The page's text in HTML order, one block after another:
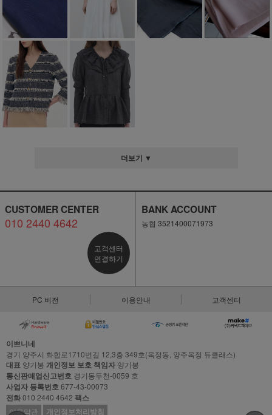
더보기 ▼
CUSTOMER CENTER
010 2440 4642
고객센터
연결하기
BANK ACCOUNT
농협 3521400071973
PC 버전 이용안내 고객센터
이쁘니네
경기 양주시 화합로1710번길 12,3층 349호(옥정동, 양주옥정 듀클래스)
대표 양기봉 개인정보 보호 책임자 양기봉
통신판매업신고번호 경기동두천-0059 호
사업자 등록번호677-43-00073
전화010 2440 4642 팩스
이용약관 개인정보처리방침